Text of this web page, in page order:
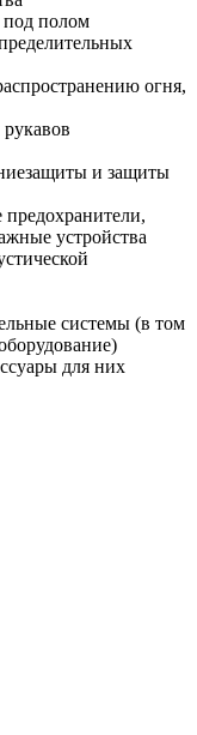
полом
огня,
и защиты
устройства
системы (в том
для них